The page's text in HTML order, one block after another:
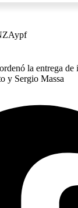
ypf
la entrega de
y Sergio Massa